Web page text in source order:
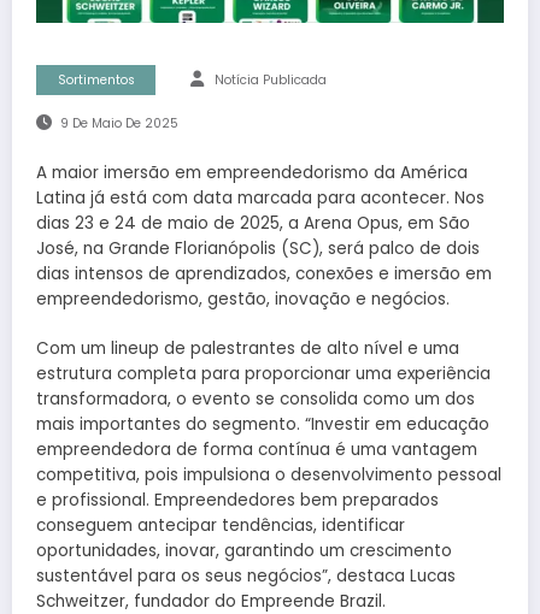
Sortimentos Notícia Publicada
9 De Maio De 2025
A maior imersão em empreendedorismo da América
Latina já está com data marcada para acontecer. Nos
dias 23 e 24 de maio de 2025, a Arena Opus, em São
José, na Grande Florianópolis (SC), será palco de dois
dias intensos de aprendizados, conexões e imersão em
empreendedorismo, gestão, inovação e negócios.
Com um lineup de palestrantes de alto nível e uma
estrutura completa para proporcionar uma experiência
transformadora, o evento se consolida como um dos
mais importantes do segmento. “Investir em educação
empreendedora de forma contínua é uma vantagem
competitiva, pois impulsiona o desenvolvimento pessoal
e profissional. Empreendedores bem preparados
conseguem antecipar tendências, identificar
oportunidades, inovar, garantindo um crescimento
sustentável para os seus negócios”, destaca Lucas
Schweitzer, fundador do Empreende Brazil.